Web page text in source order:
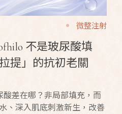
微整注射
不是玻尿酸填
提」的抗初老關
酸差在哪？非局部填充，而
、深入肌底刺激新生，改善